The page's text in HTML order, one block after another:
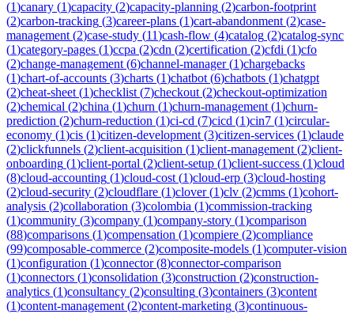
(1)canary (1)capacity (2)capacity-planning (2)carbon-footprint
(2)carbon-tracking (3)career-plans (1)cart-abandonment (2)case-
management (2)case-study (11)cash-flow (4)catalog (2)catalog-sync
(1)category-pages (1)ccpa (2)cdn (2)certification (2)cfdi (1)cfo
(2)change-management (6)channel-manager(1)chargebacks
(1)chart-of-accounts (3)charts (1)chatbot (6)chatbots (1)chatgpt
(2)cheat-sheet (1)checklist (7)checkout (2)checkout-optimization
(2)chemical (2)china (1)churn (1)churn-management (1)churn-
prediction (2)churn-reduction (1)ci-cd (7)cicd (1)cin7 (1)circular-
economy (1)cis (1)citizen-development (3)citizen-services (1)claude
(2)clickfunnels (2)client-acquisition (1)client-management (2)client-
onboarding (1)client-portal (2)client-setup (1)client-success (1)cloud
(8)cloud-accounting (1)cloud-cost (1)cloud-erp (3)cloud-hosting
(2)cloud-security (2)cloudflare (1)clover(1)clv (2)cmms (1)cohort-
analysis (2)collaboration (3)colombia (1)commission-tracking
(1)community (3)company (1)company-story (1)comparison
(88)comparisons (1)compensation (1)compiere (2)compliance
(99)composable-commerce (2)composite-models (1)computer-vision
(1)configuration (1)connector(8)connector-comparison
(1)connectors (1)consolidation (3)construction (2)construction-
analytics (1)consultancy (2)consulting (3)containers (3)content
(1)content-management (2)content-marketing (3)continuous-